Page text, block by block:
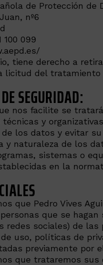
de Protección de
nº6
100 099
tiene derecho a
licitud del
SEGURIDAD:
nos facilite se
técnicas y
los datos y evitar
y naturaleza de los
sistemas o
en la
que Pedro Vives
que se
redes sociales) de
uso, políticas de
previamente por
que trataremos